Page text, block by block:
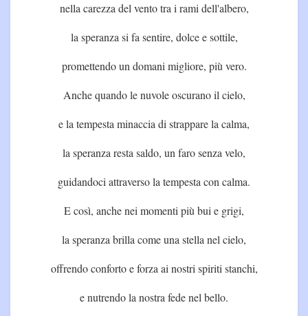
nella carezza del vento tra i rami dell'albero,
la speranza si fa sentire, dolce e sottile,
promettendo un domani migliore, più vero.
Anche quando le nuvole oscurano il cielo,
e la tempesta minaccia di strappare la calma,
la speranza resta saldo, un faro senza velo,
guidandoci attraverso la tempesta con calma.
E così, anche nei momenti più bui e grigi,
la speranza brilla come una stella nel cielo,
offrendo conforto e forza ai nostri spiriti stanchi,
e nutrendo la nostra fede nel bello.